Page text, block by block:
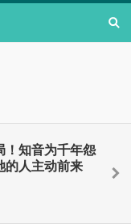
！知音为千年怨
的人主动前来